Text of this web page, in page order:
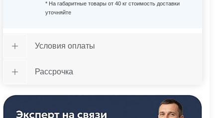
* На габаритные товары от 40 кг стоимость доставки
уточняйте
Условия оплаты
Рассрочка